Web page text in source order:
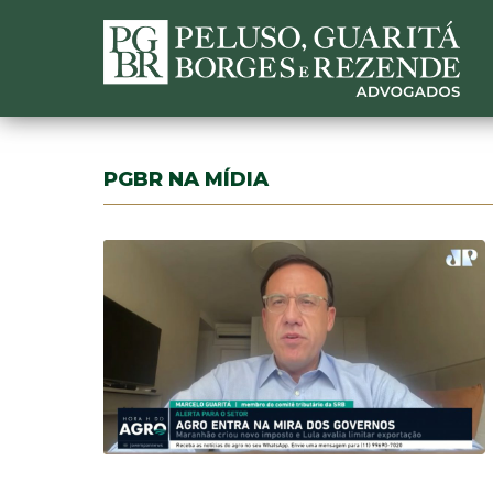
PGBR NA MÍDIA